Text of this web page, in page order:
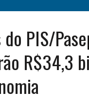
do PIS/
R$34,3